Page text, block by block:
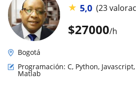
$27000/h
★ 5,0 (23
Bogotá
Programación: C, Python, Javascript,
Matlab